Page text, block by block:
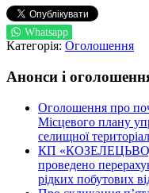
Whatsapp
Категорія: Оголошення
Анонси і
Оголошення про
Місцевого плану
селищної
КП
проведено
рідких побутових